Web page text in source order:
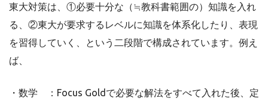
東大対策は、①必要十分な（≒教科書範囲の）知識を入れ
る、②東大が要求するレベルに知識を体系化したり、表現
を習得していく、という二段階で構成されています。例え
ば、
・数学 ：Focus Goldで必要な解法をすべて入れた後、定